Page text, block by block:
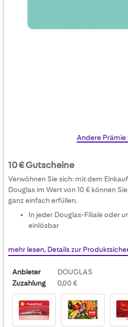
Skip
of
the
Andere Prämie
10 € Gutscheine
Verwöhnen Sie sich: mit dem
Douglas im Wert von 10 € können
ganz einfach erfüllen.
In jeder Douglas-Filiale oder
einlösbar
mehr lesen, Details zur
Anbieter
DOUGLAS
Zuzahlung
0,00 €